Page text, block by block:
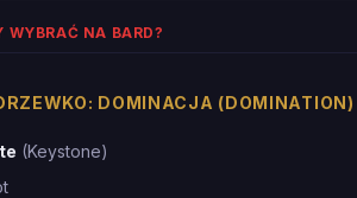
WYBRAĆ NA BARD?
DOMINACJA (DOMINATION)
(Keystone)